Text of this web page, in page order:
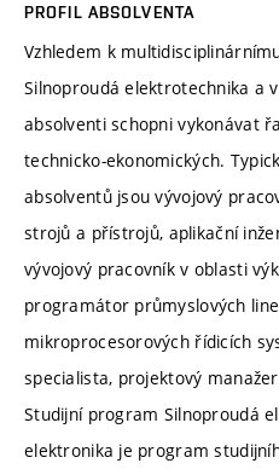
PROFIL ABSOLVENTA
Vzhledem k
Silnoproudá elektrotechnika a
absolventi schopni vykonávat
technicko-ekonomických.
absolventů jsou vývojový
strojů a přístrojů, aplikační
vývojový pracovník v oblasti
programátor průmyslových
mikroprocesorových řídicích
specialista, projektový
Studijní program Silnoproudá
elektronika je program